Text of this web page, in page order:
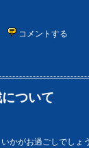
コメントする
ついて
かがお過ごしでしょ